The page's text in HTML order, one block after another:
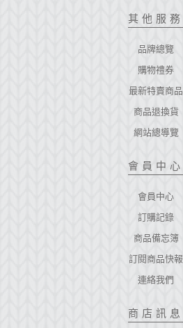
其他服務
品牌總覽
購物禮券
最新特賣商品
商品退換貨
網站總導覽
會員中心
會員中心
訂購記錄
商品備忘簿
訂閱商品快報
連絡我們
商店訊息